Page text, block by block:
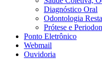
Diagnóstico Oral
Odontologia
Prótese e
Ponto Eletrônico
Webmail
Ouvidoria